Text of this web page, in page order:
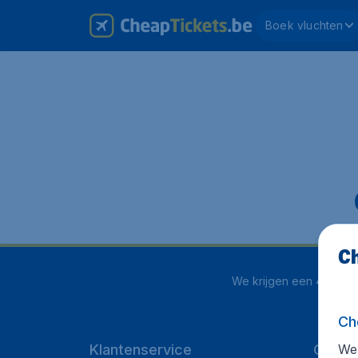
Boek vluchten
We krijgen een 4.1 uit 5
Klantenservice